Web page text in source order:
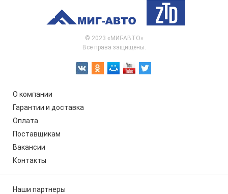
© 2023 «МИГ-АВТО»
Все права защищены.
О компании
Гарантии и доставка
Оплата
Поставщикам
Вакансии
Контакты
Наши партнеры